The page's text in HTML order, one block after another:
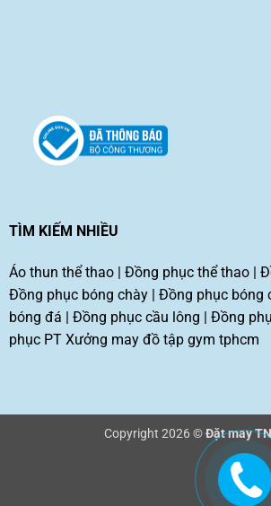
TÌM KIẾM NHIỀU
Áo thun thể thao| Đồng phục thể thao|
Đồng phục bóng chày| Đồng phục bóng
bóng đá
Đồng phục cầu lông Đồng
phục PT Xưởng may đồ tập gym tphcm
Copyright 2026 ©Đặt may